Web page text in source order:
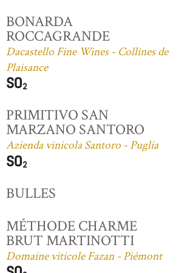
BONARDA
ROCCAGRANDE
Dacastello Fine Wines - Collines de
Plaisance
PRIMITIVO SAN
MARZANO SANTORO
Azienda vinicola Santoro - Puglia
BULLES
MÉTHODE CHARME
BRUT MARTINOTTI
Domaine viticole Fazan - Piémont